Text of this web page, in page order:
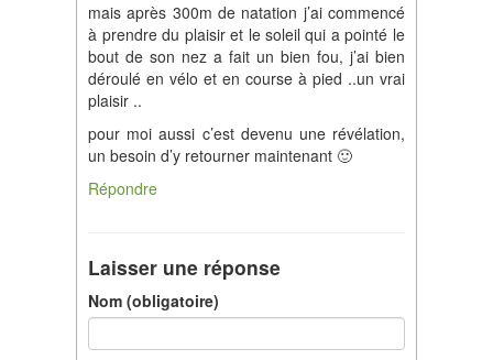
mais après 300m de natation j’ai commencé
à prendre du plaisir et le soleil qui a pointé le
bout de son nez a fait un bien fou, j’ai bien
déroulé en vélo et en course à pied ..un vrai
plaisir ..
pour moi aussi c’est devenu une révélation,
un besoin d’y retourner maintenant 🙂
Répondre
Laisser une réponse
Nom (obligatoire)